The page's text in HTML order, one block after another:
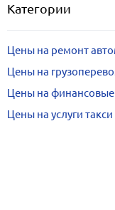
Категории
Цены на ремонт
Цены на
Цены на финансовые
Цены на услуги